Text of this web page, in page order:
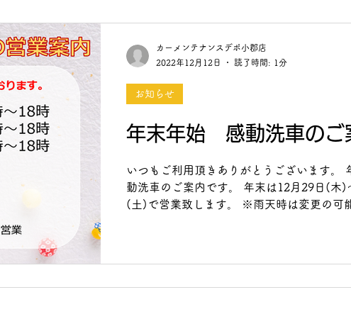
年末年始 感動洗車のご
いつもご利用頂きありがとうございます。
動洗車のご案内です。 年末は12月29日(木)
(土)で営業致します。 ※雨天時は変更の可
お知らせ
カーメンテナンスデポ小郡店
2022年12月12日
読了時間: 1分